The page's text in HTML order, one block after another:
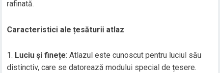
rafinată.
Caracteristici ale țesăturii atlaz
Luciu și finețe: Atlazul este cunoscut pentru luciul său
distinctiv, care se datorează modului special de țesere.